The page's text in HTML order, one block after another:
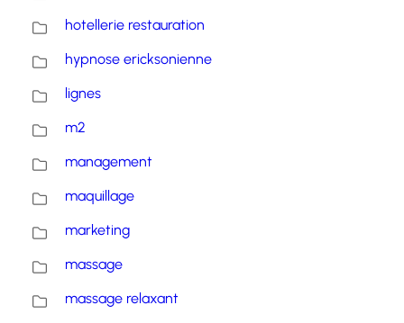
hotellerie restauration
hypnose ericksonienne
lignes
m2
management
maquillage
marketing
massage
massage relaxant